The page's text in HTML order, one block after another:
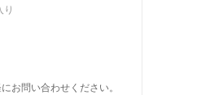
り
お問い合わせください。